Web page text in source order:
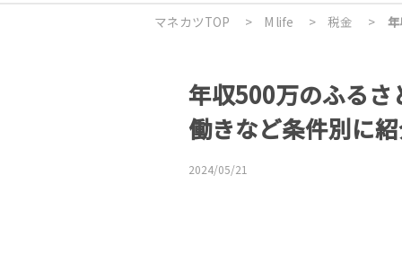
マネカツTOP > M life > 税金 >
年収500万のふる
働きなど条件別に
2024/05/21